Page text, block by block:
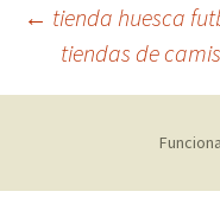
de
← tienda huesca
tiendas de